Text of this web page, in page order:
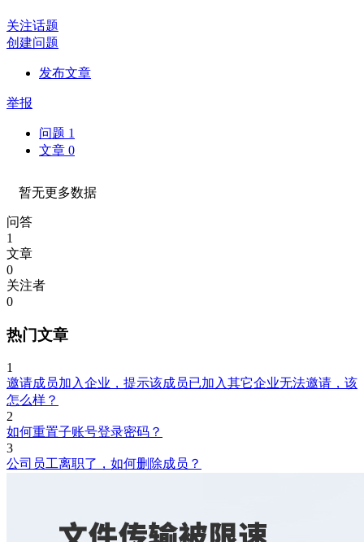
关注话题
创建问题
发布文章
举报
问题 1
文章 0
暂无更多数据
问答
1
文章
0
关注者
0
热门文章
1
邀请成员加入企业，提示该成员已加入其它企业无法邀请，该
怎么样？
2
如何重置子账号登录密码？
3
公司员工离职了，如何删除成员？